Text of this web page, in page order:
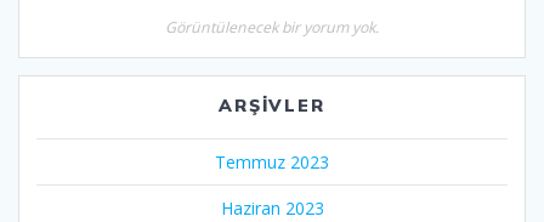
Görüntülenecek bir yorum yok.
ARŞIVLER
Temmuz 2023
Haziran 2023